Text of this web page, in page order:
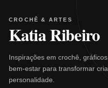
CROCHÊ & ARTES
Katia Ribeiro
Inspirações em crochê,
bem-estar para transformar
personalidade.